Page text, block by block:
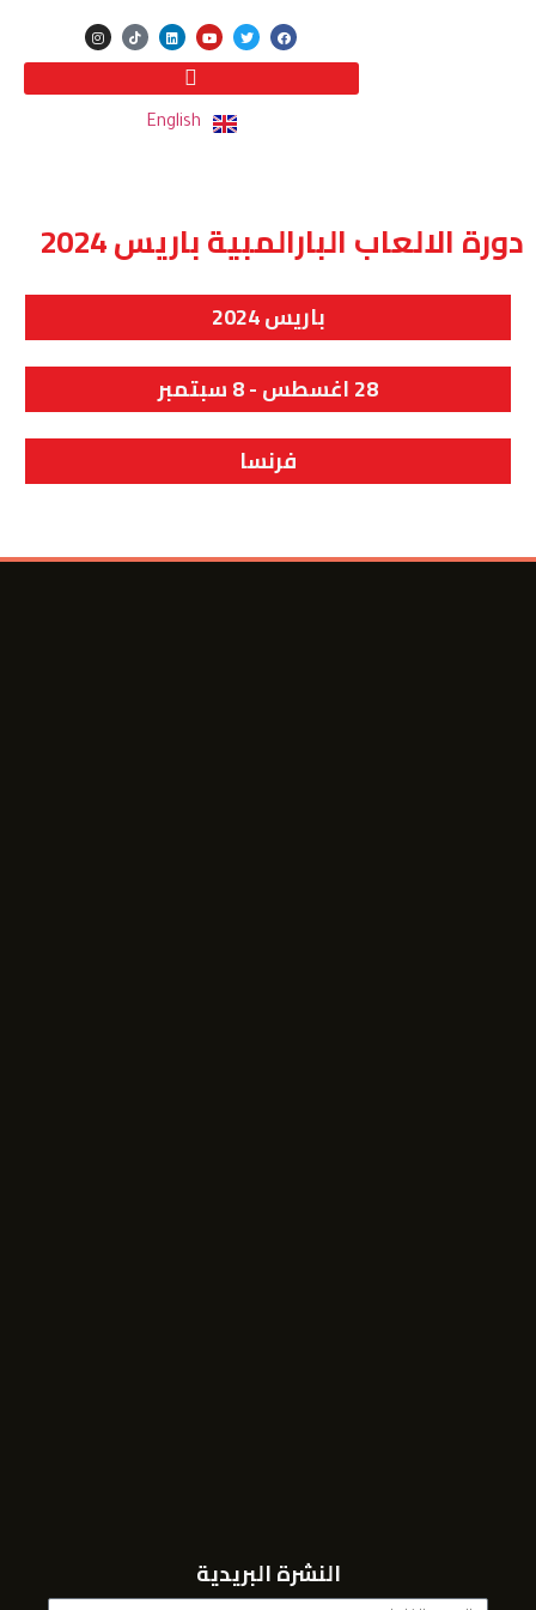
English
دورة الالعاب البارالمبية باريس 2024
باريس 2024
28 اغسطس - 8 سبتمبر
فرنسا
النشرة البريدية